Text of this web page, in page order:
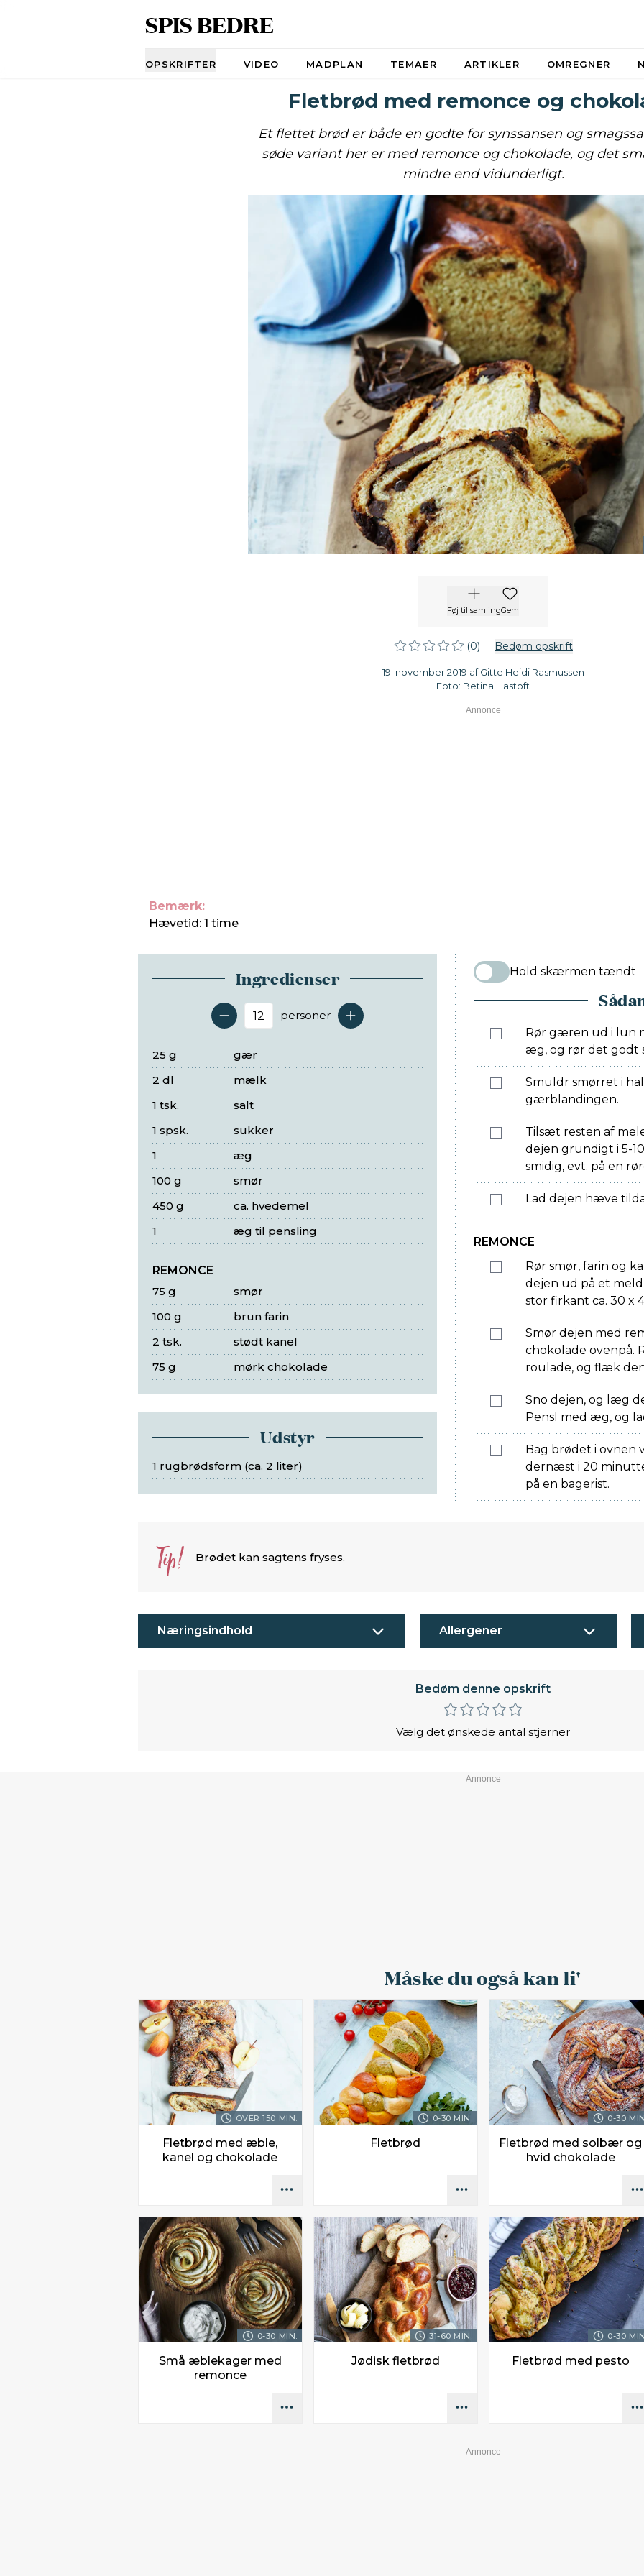
SPIS BEDRE
OPSKRIFTER VIDEO MADPLAN TEMAER ARTIKLER OMREGNER
Fletbrød med remonce og
Et flettet brød er både en godte for synssansen og
søde variant her er med remonce og chokolade, og det
mindre end vidunderligt.
Føj til samlingGem
(0) Bedøm opskrift
19. november 2019 af Gitte Heidi Rasmussen
Foto: Betina Hastoft
Bemærk:
Hævetid: 1 time
Ingredienser
Antal serveringer
personer
gær
25 g
mælk
2 dl
salt
1 tsk.
sukker
1 spsk.
æg
1
smør
100 g
ca. hvedemel
450 g
æg til pensling
1
REMONCE
smør
75 g
brun farin
100 g
stødt kanel
2 tsk.
mørk chokolade
75 g
Udstyr
1 rugbrødsform (ca. 2 liter)
Hold skærmen tændt
Rør gæren ud i lun
æg, og rør det godt
Smuldr smørret i
gærblandingen.
Tilsæt resten af
dejen grundigt i 5-
smidig, evt. på en
Lad dejen hæve
REMONCE
Rør smør, farin og
dejen ud på et
stor firkant ca. 30 x
Smør dejen med
chokolade ovenpå.
roulade, og flæk
Sno dejen, og læg
Pensl med æg, og
Bag brødet i ovnen
dernæst i 20
på en bagerist.
Tip! Brødet kan sagtens fryses.
Næringsindhold Allergener
Bedøm denne opskrift
Vælg det ønskede antal stjerner
Måske du også kan li'
OVER 150 MIN.
Fletbrød med æble,
kanel og chokolade
0-30 MIN.
Fletbrød
0-30
Fletbrød med solbær og
hvid chokolade
0-30 MIN.
Små æblekager med
remonce
31-60 MIN.
Jødisk fletbrød
0-30
Fletbrød med pesto